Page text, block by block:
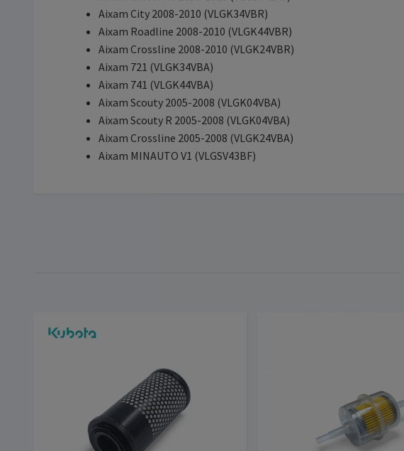
Aixam City 2008-2010 (VLGK34VBR)
Aixam Roadline 2008-2010 (VLGK44VBR)
Aixam Crossline 2008-2010 (VLGK24VBR)
Aixam 721 (VLGK34VBA)
Aixam 741 (VLGK44VBA)
Aixam Scouty 2005-2008 (VLGK04VBA)
Aixam Scouty R 2005-2008 (VLGK04VBA)
Aixam Crossline 2005-2008 (VLGK24VBA)
Aixam MINAUTO V1 (VLGSV43BF)